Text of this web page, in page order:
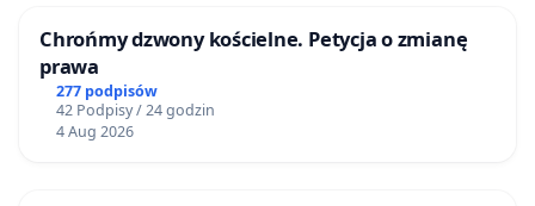
Chrońmy dzwony kościelne. Petycja o zmianę
prawa
277 podpisów
42 Podpisy / 24 godzin
4 Aug 2026